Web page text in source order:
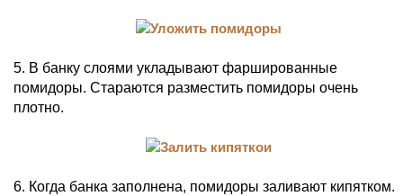
5. В банку слоями укладывают фаршированные
помидоры. Стараются разместить помидоры очень
плотно.
6. Когда банка заполнена, помидоры заливают кипятком.